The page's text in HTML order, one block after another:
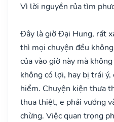
Vì lời nguyền rủa tìm
Đây là giờ Đại Hung, rất
thì mọi chuyện đều
của vào giờ này mà
không có lợi, hay bị trái
hiểm. Chuyện kiện thưa
thua thiệt, e phải vướng
chừng. Việc quan trọng